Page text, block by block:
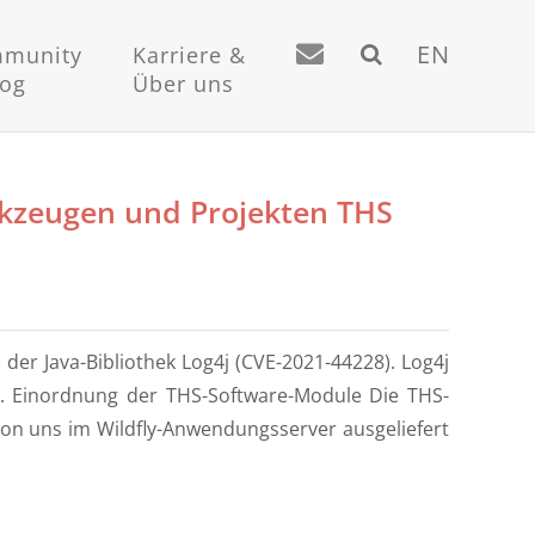
Karriere &
Über uns
EN
und Projekten THS
Java-Bibliothek Log4j (CVE-2021-44228). Log4j
der THS-Software-Module Die THS-
uns im Wildfly-Anwendungsserver ausgeliefert